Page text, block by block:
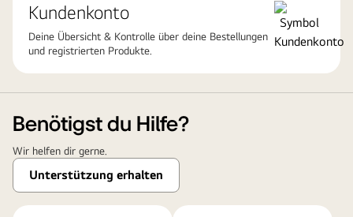
Kundenkonto
Deine Übersicht & Kontrolle über deine Bestellungen
und registrierten Produkte.
Benötigst du Hilfe?
Wir helfen dir gerne.
Unterstützung erhalten